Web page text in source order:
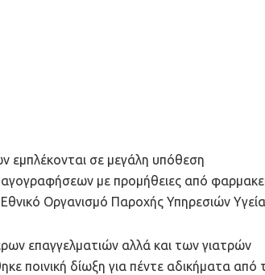
εμπλέκονται σε μεγάλη υπόθεση
με προμήθειες από
Εθνικό Οργανισμό Παροχής Υπηρεσιών
επαγγελματιών αλλά και των γιατρών
ποινική δίωξη για πέντε αδικήματα από